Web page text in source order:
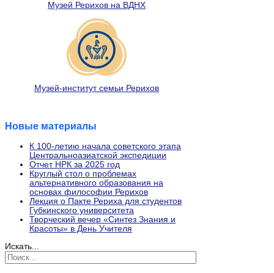
Музей Рерихов на ВДНХ
Музей-институт семьи Рерихов
Новые материалы
К 100-летию начала советского этапа
Центральноазиатской экспедиции
Отчет НРК за 2025 год
Круглый стол о проблемах
альтернативного образования на
основах философии Рерихов
Лекция о Пакте Рериха для студентов
Губкинского университета
Творческий вечер «Синтез Знания и
Красоты» в День Учителя
Искать...